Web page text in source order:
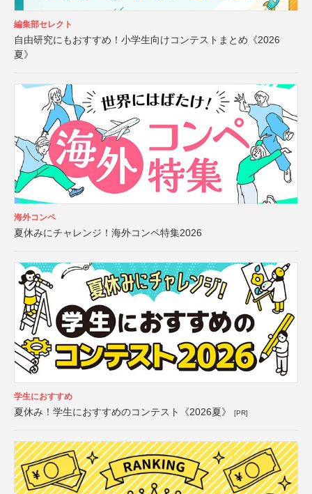
編集部セレクト
自由研究にもおすすめ！小学生向けコンテストまとめ《2026
夏》
海外コンペ
夏休みにチャレンジ！海外コンペ特集2026
学生におすすめ
夏休み！学生におすすめのコンテスト《2026夏》 [PR]